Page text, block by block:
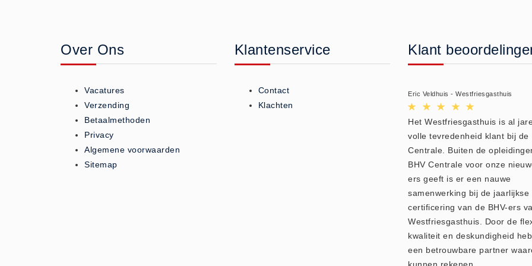
Koud - Warm kompressen (3)
Overige (1)
Teken - Beten sets (5)
Vitamines en mineralen (0)
Eerste Hulp Paneel
Eerste Hulp Paneel (0)
Over Ons
Vacatures
Verzending
Betaalmethoden
Privacy
Algemene voorwaarden
Sitemap
Klantenservice
Contact
Klachten
Klant
Eric Veldhuis - Westfriesgasthuis
Het Westfriesgasthuis is al
volle tevredenheid klant bij de
Centrale. Buiten de
BHV Centrale voor onze
ers geeft is er een nauwe
samenwerking bij de jaarlijkse
certificering van de BHV-ers
Westfriesgasthuis. Door de
kwaliteit en deskundigheid
een betrouwbare partner